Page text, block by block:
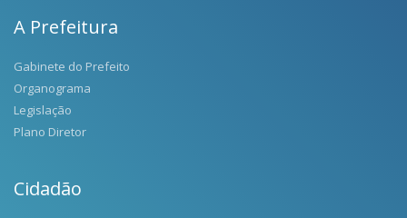
A Prefeitura
Gabinete do Prefeito
Organograma
Legislação
Plano Diretor
Cidadão